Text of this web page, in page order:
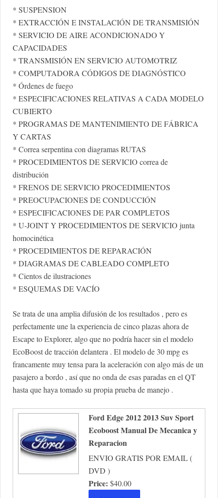
* SUSPENSION
* EXTRACCIÓN E INSTALACIÓN DE TRANSMISIÓN
* SERVICIO DE AIRE ACONDICIONADO Y
CAPACIDADES
* TRANSMISIÓN EN SERVICIO AUTOMOTRIZ
* COMPUTADORA CÓDIGOS DE DIAGNÓSTICO
* Órdenes de fuego
* ESPECIFICACIONES RELATIVAS A CADA MODELO
CUBIERTO
* PROGRAMAS DE MANTENIMIENTO DE FÁBRICA
Y CARTAS
* Correa serpentina con diagramas RUTAS
* PROCEDIMIENTOS DE SERVICIO correa de
distribución
* FRENOS DE SERVICIO PROCEDIMIENTOS
* PREOCUPACIONES DE CONDUCCIÓN
* ESPECIFICACIONES DE PAR COMPLETOS
* U-JOINT Y PROCEDIMIENTOS DE SERVICIO junta
homocinética
* PROCEDIMIENTOS DE REPARACIÓN
* DIAGRAMAS DE CABLEADO COMPLETO
* Cientos de ilustraciones
* ESQUEMAS DE VACÍO
Se trata de una amplia difusión de los resultados , pero es
perfectamente une la experiencia de cinco plazas ahora de
Escape to Explorer, algo que no podría hacer sin el modelo
EcoBoost de tracción delantera . El modelo de 30 mpg es
francamente muy tensa para la aceleración con algo más de un
pasajero a bordo , así que no onda de esas paradas en el QT
hasta que haya tomado su propia prueba de manejo .
Ford Edge 2012 2013 Suv Sport
Ecoboost Manual De Mecanica y
Reparacion
ENVIO GRATIS POR EMAIL (
DVD )
Price: $40.00